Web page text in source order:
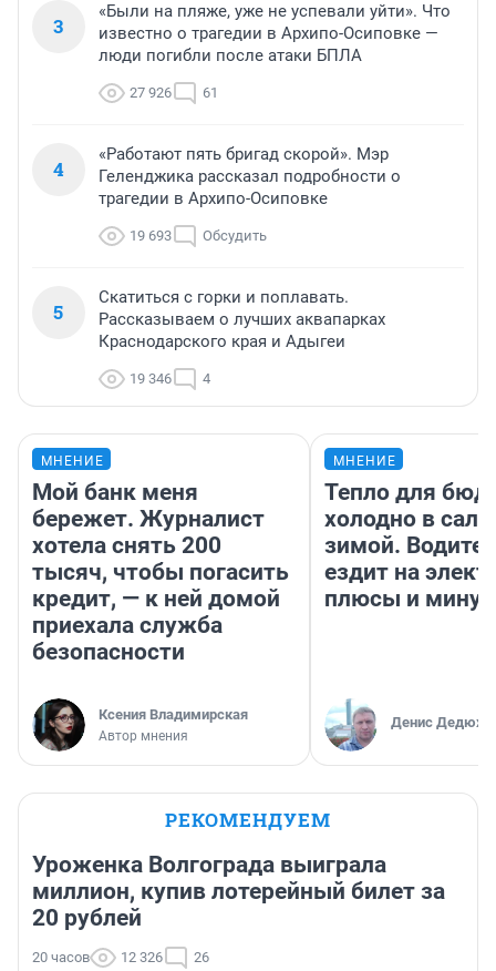
3
«Были на пляже, уже не успевали уйти». Что
известно о трагедии в Архипо-Осиповке —
люди погибли после атаки БПЛА
27 926 61
4
«Работают пять бригад скорой». Мэр
Геленджика рассказал подробности о
трагедии в Архипо-Осиповке
19 693 Обсудить
5
Скатиться с горки и поплавать.
Рассказываем о лучших аквапарках
Краснодарского края и Адыгеи
19 346 4
МНЕНИЕ
Мой банк меня
бережет. Журналист
хотела снять 200
тысяч, чтобы погасить
кредит, — к ней домой
приехала служба
безопасности
Ксения Владимирская
Автор мнения
МНЕНИЕ
Тепло для
холодно в
зимой.
ездит на
плюсы и
Денис
РЕКОМЕНДУЕМ
Уроженка Волгограда выиграла
миллион, купив лотерейный билет за
20 рублей
20 часов 12 326 26